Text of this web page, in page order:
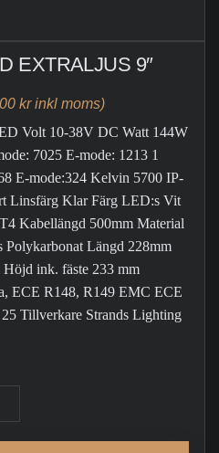
EXTRALJUS 9″
kr inkl moms)
Volt 10-38V DC Watt 144W
7025 E-mode: 1213 1
E-mode:324 Kelvin 5700 IP-
Linsfärg Klar Färg LED:s Vit
Kabellängd 500mm Material
Längd 228mm
ink. fäste 233 mm
ECE R148, R149 EMC ECE
Tillverkare Strands Lighting